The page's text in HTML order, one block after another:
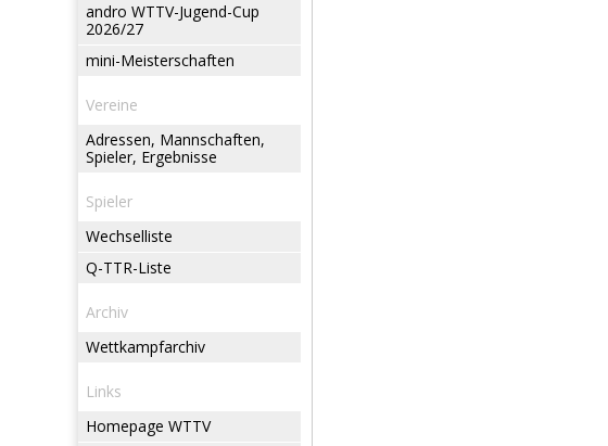
andro WTTV-Jugend-Cup
2026/27
mini-Meisterschaften
Vereine
Adressen, Mannschaften,
Spieler, Ergebnisse
Spieler
Wechselliste
Q-TTR-Liste
Archiv
Wettkampfarchiv
Links
Homepage WTTV